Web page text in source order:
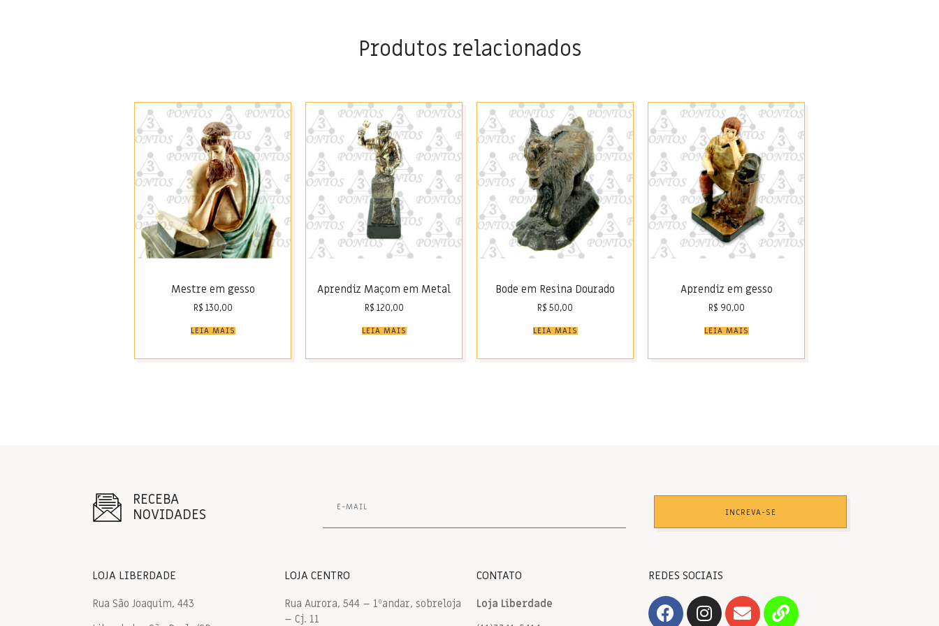
Produtos relacionados
Mestre em gesso
R$ 130,00
LEIA MAIS
Aprendiz Maçom em Metal
R$ 120,00
LEIA MAIS
Bode em Resina Dourado
R$ 50,00
LEIA MAIS
Aprendiz em gesso
R$ 90,00
LEIA MAIS
RECEBA
NOVIDADES
INCREVA-SE
LOJA LIBERDADE
Rua São Joaquim, 443
LOJA CENTRO
Rua Aurora, 544 – 1ºandar, sobreloja
– Cj. 11
CONTATO
Loja Liberdade
REDES SOCIAIS